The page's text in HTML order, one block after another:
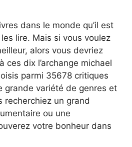
dans le monde qu’il est
lire. Mais si vous voulez
alors vous devriez
ces dix l’archange michael
parmi 35678 critiques
grande variété de genres et
recherchiez un grand
ou une
votre bonheur dans